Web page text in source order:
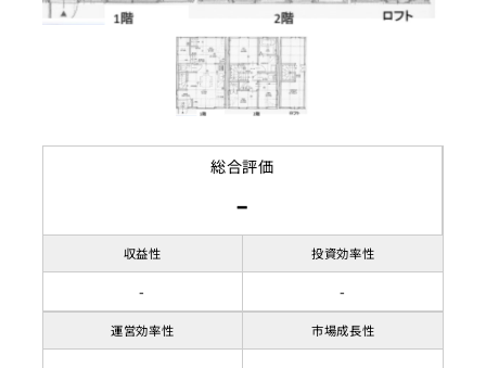
宅地
総合評価
-
収益性
-
投資効率性
-
運営効率性 市場成長性